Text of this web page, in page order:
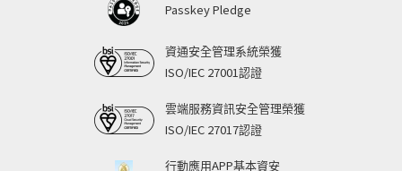
Passkey Pledge
資通安全管理系統榮獲
ISO/IEC 27001認證
雲端服務資訊安全管理榮獲
ISO/IEC 27017認證
行動應用APP基本資安